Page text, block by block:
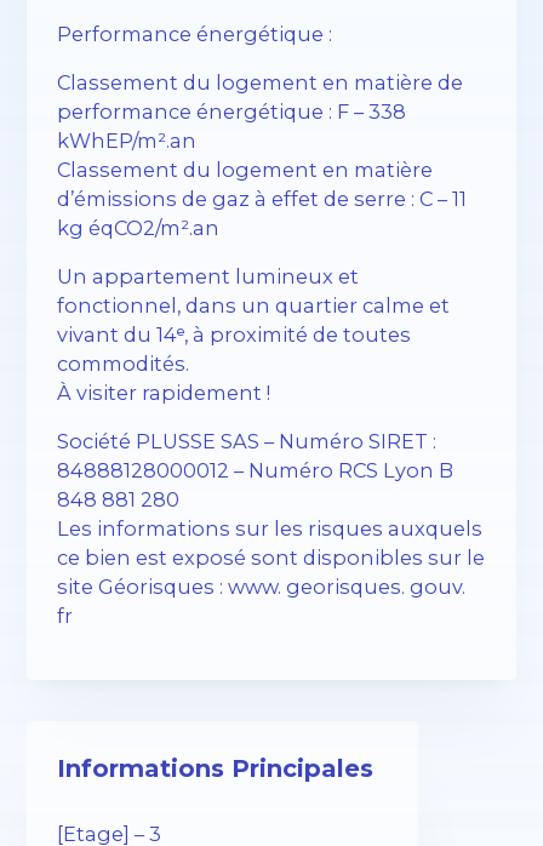
Performance énergétique :
Classement du logement en matière de
performance énergétique : F – 338
kWhEP/m².an
Classement du logement en matière
d’émissions de gaz à effet de serre : C – 11
kg éqCO2/m².an
Un appartement lumineux et
fonctionnel, dans un quartier calme et
vivant du 14ᵉ, à proximité de toutes
commodités.
À visiter rapidement !
Société PLUSSE SAS – Numéro SIRET :
84888128000012 – Numéro RCS Lyon B
848 881 280
Les informations sur les risques auxquels
ce bien est exposé sont disponibles sur le
site Géorisques : www. georisques. gouv.
fr
Informations Principales
[Etage] – 3